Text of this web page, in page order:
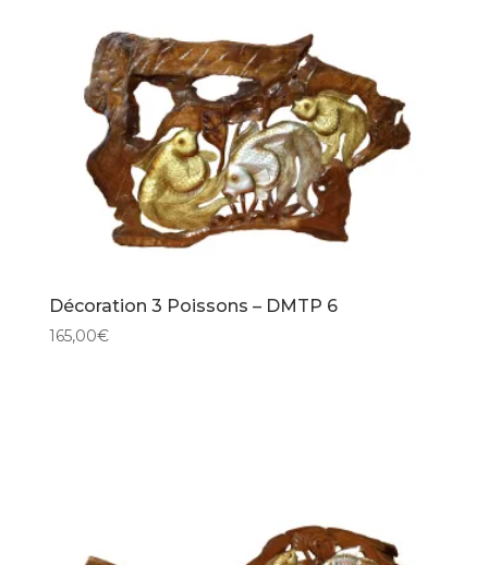
Décoration 3 Poissons – DMTP 6
165,00€